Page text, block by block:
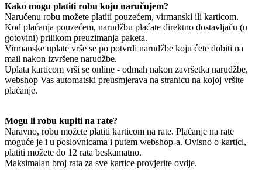
Kako mogu platiti robu koju naručujem?
Naručenu robu možete platiti pouzećem, virmanski ili karticom.
Kod plaćanja pouzećem, narudžbu plaćate direktno dostavljaču (u
gotovini) prilikom preuzimanja paketa.
Virmanske uplate vrše se po potvrdi narudžbe koju ćete dobiti na
mail nakon izvršene narudžbe.
Uplata karticom vrši se online - odmah nakon završetka narudžbe,
webshop Vas automatski preusmjerava na stranicu na kojoj vršite
plaćanje.
Mogu li robu kupiti na rate?
Naravno, robu možete platiti karticom na rate. Plaćanje na rate
moguće je i u poslovnicama i putem webshop-a. Ovisno o kartici,
platiti možete do 12 rata beskamatno.
Maksimalan broj rata za sve kartice provjerite ovdje.